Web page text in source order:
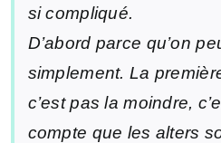
si compliqué.
D’abord parce qu’on
simplement. La
c’est pas la moindre,
compte que les alters